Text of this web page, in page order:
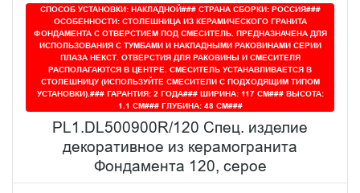
СПОСОБ УСТАНОВКИ: НАКЛАДНОЙ### СТРАНА СБОРКИ: РОССИЯ###
ОСОБЕННОСТИ: СТОЛЕШНИЦА ИЗ КЕРАМИЧЕСКОГО ГРАНИТА
ФОНДАМЕНТА С ОТВЕРСТИЕМ ПОД СМЕСИТЕЛЬ. ПРЕДНАЗНАЧЕНА ДЛЯ
ИСПОЛЬЗОВАНИЯ С ТУМБАМИ И НАКЛАДНЫМИ РАКОВИНАМИ СЕРИИ
ПЛАЗА НЕКСТ. ОТВЕРСТИЯ ДЛЯ РАКОВИНЫ И СМЕСИТЕЛЯ
РАСПОЛАГАЮТСЯ В ЦЕНТРЕ. СМЕСИТЕЛЬ УСТАНАВЛИВАЕТСЯ В
СТОЛЕШНИЦУ (ИСПОЛЬЗУЙТЕ СМЕСИТЕЛИ С ПОДХОДЯЩИМ ТИПОМ
УСТАНОВКИ).### ГАРАНТИЯ: 2 ГОДА### ШИРИНА: 117 СМ### ВЫСОТА:
1.1 СМ### ГЛУБИНА: 48 СМ###
PL1.DL500900R/120 Спец. изделие
декоративное из керамогранита
Фондамента 120, серое